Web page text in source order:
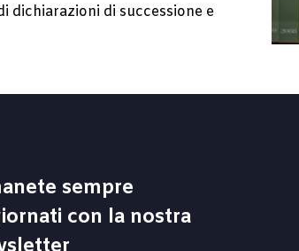
dichiarazioni di successione e
sempre
con la nostra